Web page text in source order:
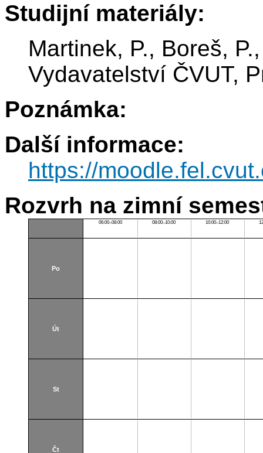
Studijní materiály:
Martinek, P., Boreš,
Vydavatelství ČVUT,
Poznámka:
Další informace:
https://
Rozvrh na zimní
06:00–08:00 08:00–10:00 10:00–12:00
Po
Út
St
Čt